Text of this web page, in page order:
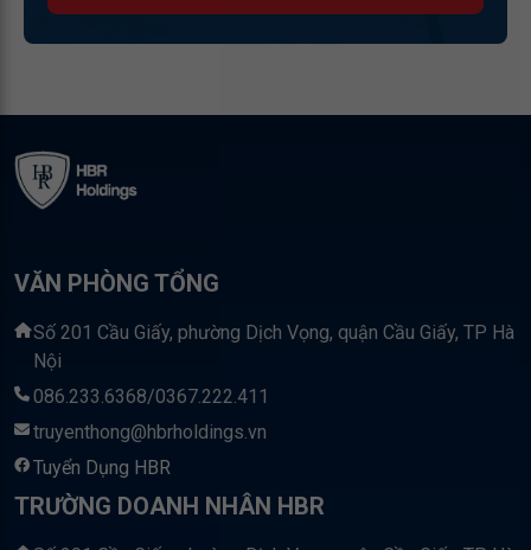
VĂN PHÒNG TỔNG
Số 201 Cầu Giấy, phường Dịch Vọng, quận Cầu Giấy, TP Hà
Nội
086.233.6368/0367.222.411
truyenthong@hbrholdings.vn
Tuyển Dụng HBR
TRƯỜNG DOANH NHÂN HBR